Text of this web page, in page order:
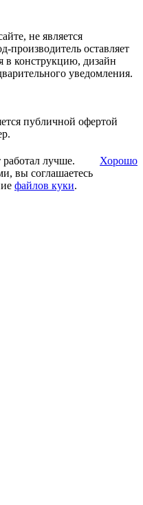
не является
производитель оставляет
в конструкцию, дизайн
уведомления.
публичной офертой
лучше.
вы соглашаетесь
файлов куки.
Хорошо